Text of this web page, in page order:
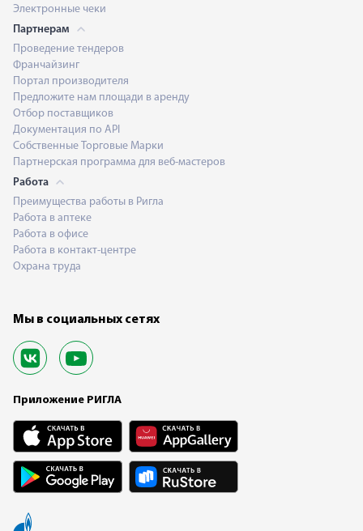
Электронные чеки
Партнерам
Проведение тендеров
Франчайзинг
Портал производителя
Предложите нам площади в аренду
Отбор поставщиков
Документация по API
Собственные Торговые Марки
Партнерская программа для веб-мастеров
Работа
Преимущества работы в Ригла
Работа в аптеке
Работа в офисе
Работа в контакт-центре
Охрана труда
Мы в социальных сетях
Приложение РИГЛА